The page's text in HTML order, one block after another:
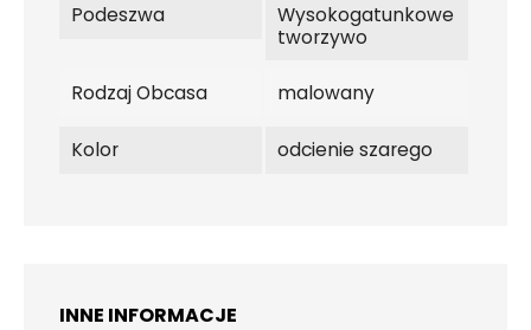
Podeszwa
Wysokogatunkowe
tworzywo
Rodzaj Obcasa malowany
Kolor odcienie szarego
INNE INFORMACJE